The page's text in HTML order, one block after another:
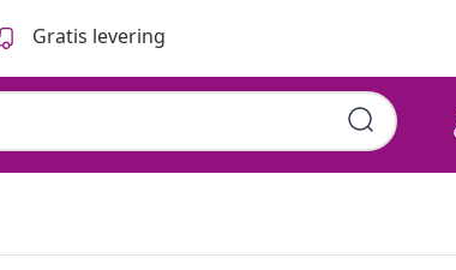
Gratis levering